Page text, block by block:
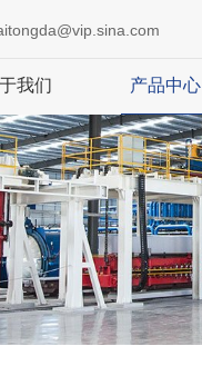
我们 产品中心